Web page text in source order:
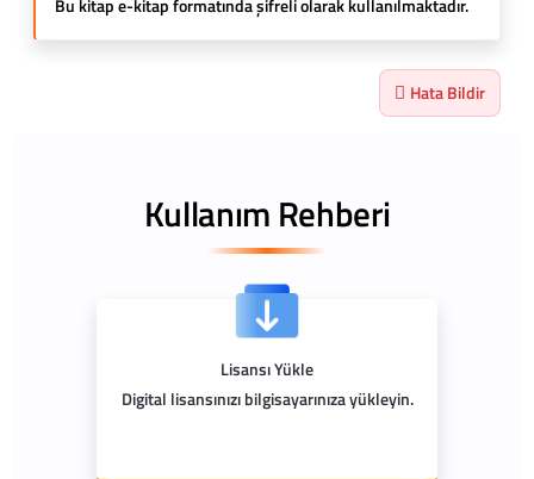
Bu kitap e-kitap formatında şifreli olarak kullanılmaktadır.
Hata Bildir
Kullanım Rehberi
Lisansı Yükle
Digital lisansınızı bilgisayarınıza yükleyin.